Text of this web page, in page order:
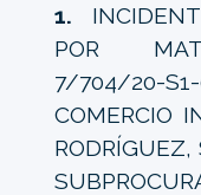
1.
POR
7/704/20-
COMERCIO
RODRÍGUEZ,